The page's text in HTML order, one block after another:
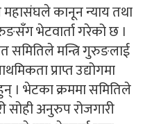
महासंघले कानून न्याय तथा
भेटवार्ता गरेको छ ।
समितिले मन्त्रि गुरुङलाई
प्राप्त उद्योगमा
। भेटका क्रममा समितिले
सोही अनुरुप रोजगारी